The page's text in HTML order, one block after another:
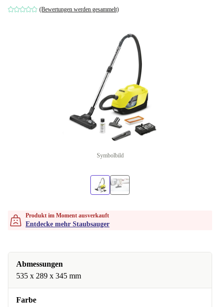
(Bewertungen werden gesammelt)
Symbolbild
Produkt im Moment ausverkauft
Entdecke mehr Staubsauger
Abmessungen
535 x 289 x 345 mm
Farbe